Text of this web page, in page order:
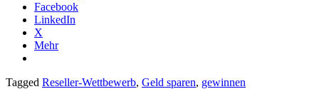
Facebook
LinkedIn
X
Mehr
Tagged Reseller-Wettbewerb, Geld sparen, gewinnen